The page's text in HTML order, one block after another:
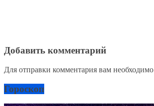
Добавить комментарий
Для отправки комментария вам необходимо
Гороскоп